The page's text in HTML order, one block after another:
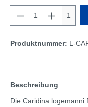
1
Produktnummer: L-
Beschreibung
Die Caridina logemanni